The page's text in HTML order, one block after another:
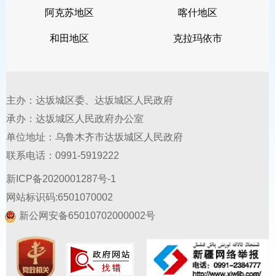
核、行政复议、行政裁决、法律顾问等
职位的，应当取得法律职业资格。
驻疆部队现役军人、在新
各类国家工作人员、援疆干部
疆户籍人员的配偶、子女
妹可视同关系人工作所在地户籍，可报
考专门面向新疆户籍（生源）或当地户
阿克苏地区 喀什地区
和田地区 克拉玛依市
主办：达坂城区委、达坂城区人民政府
承办：达坂城区人民政府办公室
单位地址：乌鲁木齐市达坂城区人民政府
联系电话：0991-5919222
新ICP备2020001287号-1
网站标识码:6501070002
新公网安备65010702000002号